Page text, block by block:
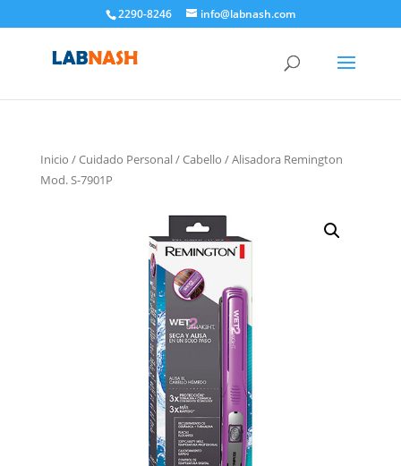
2290-8246 info@labnash.com
Inicio /Cuidado Personal/Cabello / Alisadora Remington
Mod. S-7901P